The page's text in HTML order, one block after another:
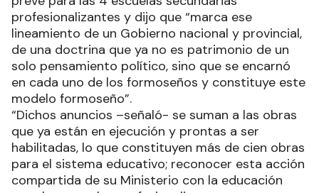
profesionalizantes y dijo que “marca ese
lineamiento de un Gobierno nacional y provincial,
de una doctrina que ya no es patrimonio de un
solo pensamiento político, sino que se encarnó
en cada uno de los formoseños y constituye este
modelo formoseño”.
“Dichos anuncios –señaló- se suman a las obras
que ya están en ejecución y prontas a ser
habilitadas, lo que constituyen más de cien obras
para el sistema educativo; reconocer esta acción
compartida de su Ministerio con la educación